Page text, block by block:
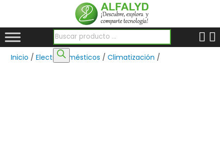
Búsqueda de productos
Inicio /Electrodomésticos /Climatización /